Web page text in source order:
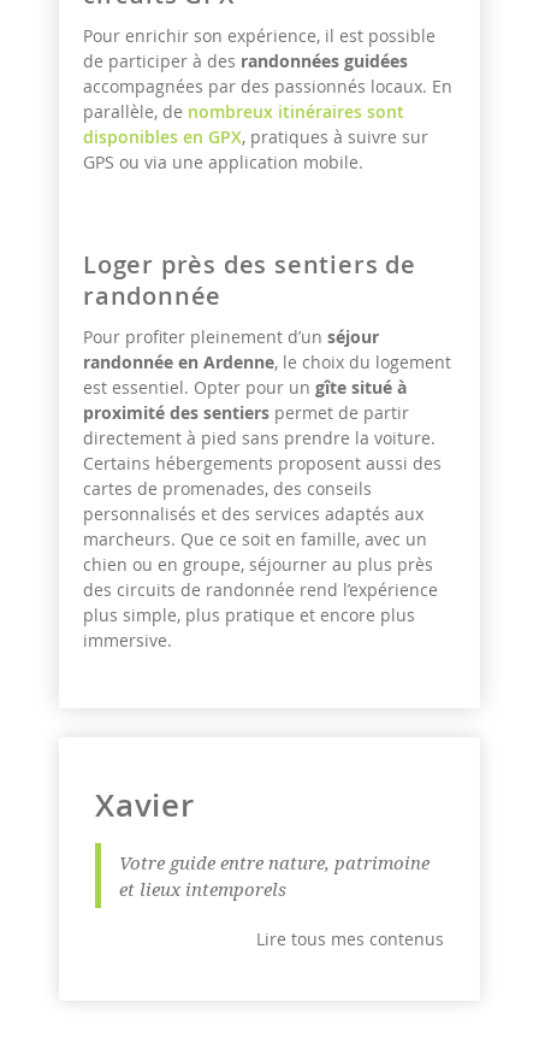
Pour enrichir son expérience, il est possible
de participer à des randonnées guidées
accompagnées par des passionnés locaux. En
parallèle, de nombreux itinéraires sont
disponibles en GPX, pratiques à suivre sur
GPS ou via une application mobile.
Loger près des sentiers de
randonnée
Pour profiter pleinement d’un séjour
randonnée en Ardenne, le choix du logement
est essentiel. Opter pour un gîte situé à
proximité des sentiers permet de partir
directement à pied sans prendre la voiture.
Certains hébergements proposent aussi des
cartes de promenades, des conseils
personnalisés et des services adaptés aux
marcheurs. Que ce soit en famille, avec un
chien ou en groupe, séjourner au plus près
des circuits de randonnée rend l’expérience
plus simple, plus pratique et encore plus
immersive.
Xavier
Votre guide entre nature, patrimoine
et lieux intemporels
Lire tous mes contenus